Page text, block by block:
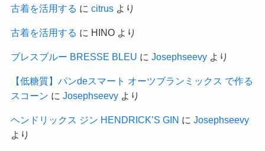
古着を活用する に citrusより
古着を活用する に HINOより
ブレスブルー BRESSE BLEU に Josephseevyより
【低糖質】パンdeスマート オーツブランミックス で作る
スコーン に Josephseevyより
ヘンドリックス ジン HENDRICK’S GIN に Josephseevy
より